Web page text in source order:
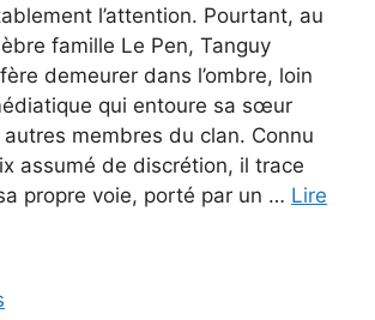
l’attention. Pourtant, au
famille Le Pen, Tanguy
demeurer dans l’ombre, loin
qui entoure sa sœur
membres du clan. Connu
assumé de discrétion, il trace
propre voie, porté par un … Lire